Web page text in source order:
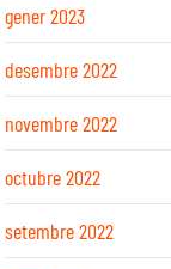
gener 2023
desembre 2022
novembre 2022
octubre 2022
setembre 2022